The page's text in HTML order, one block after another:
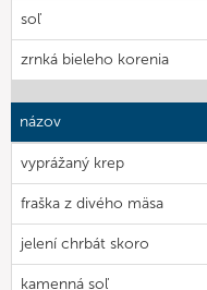
soľ
zrnká bieleho korenia
názov
vyprážaný krep
fraška z divého mäsa
jelení chrbát skoro
kamenná soľ